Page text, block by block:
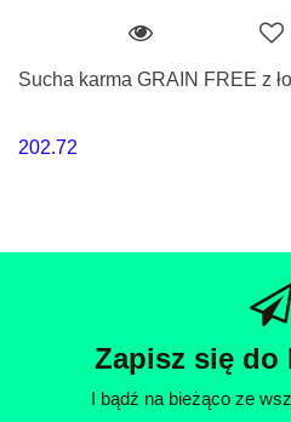
Sucha karma GRAIN FREE z
202.72
Zapisz się do
I bądź na bieżąco ze